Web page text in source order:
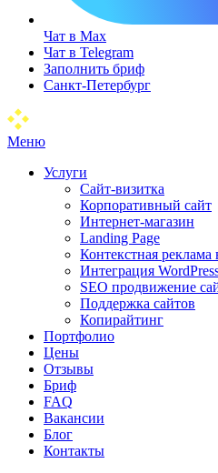
Чат в Max
Чат в Telegram
Заполнить бриф
Санкт-Петербург
Меню
Услуги
Сайт-визитка
Корпоративный сайт
Интернет-магазин
Landing Page
Контекстная
Интеграция
SEO продвижение
Поддержка сайтов
Копирайтинг
Портфолио
Цены
Отзывы
Бриф
FAQ
Вакансии
Блог
Контакты